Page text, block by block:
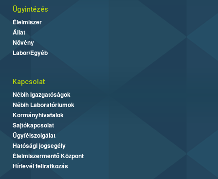
Ügyintézés
Élelmiszer
Állat
Növény
Labor/Egyéb
Kapcsolat
Nébih Igazgatóságok
Nébih Laboratóriumok
Kormányhivatalok
Sajtókapcsolat
Ügyfélszolgálat
Hatósági jogsegély
Élelmiszermentő Központ
Hírlevél feliratkozás